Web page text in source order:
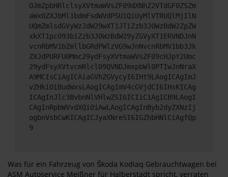
OJmZpbHRlclsyXVtmaWVsZF09dXNhZ2VTdGF0ZSZm
aWx0ZXJbMl1bdmFsdWVdPSU1QiUyMlVTRUQlMjIlN
UQmZmlsdGVyWzJdW29wXT1JTiZzb3J0WzBdW2ZpZW
xkXT1pc093biZzb3J0WzBdW29yZGVyXT1ERVNDJnN
vcnRbMV1bZmllbGRdPWlzVG9wJnNvcnRbMV1bb3Jk
ZXJdPURFU0Mmc29ydFsyXVtmaWVsZF09cHJpY2Umc
29ydFsyXVtvcmRlcl09QVNDJmxpbWl0PTIwJnNraX
A9MCIsCiAgICAiaGVhZGVycyI6IHt9LAogICAgImJ
vZHkiOiBudWxsLAogICAgImV4cGVjdCI6IHsKICAg
ICAgInJlc3BvbnNlVHlwZSI6ICIiCiAgICB9LAogI
CAgInRpbWVvdXQiOiAwLAogICAgInByb2dyZXNzIj
ogbnVsbCwKICAgICJyaXNreSI6IGZhbHNlCiAgfQp
9
Was für ein Fahrzeug von Škoda Kodiaq Gebrauchtwagen bei
ASM Autoservice Meißner für Halberstadt spricht, verraten